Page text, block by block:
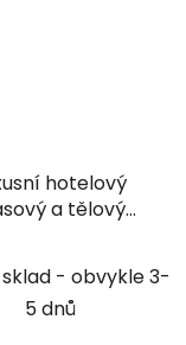
hotelový
a tělový
de Conti
- obvykle 3-
5 dnů